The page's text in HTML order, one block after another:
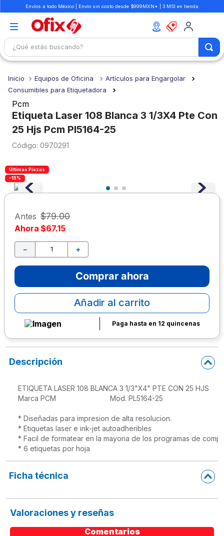
Envíos a todo México | Envío sin costo desde $999MXN* | 3 MSI en tienda
¿Qué estás buscando?
Equipos de Oficina
Artículos para Engargolar
Consumibles para Etiquetadora
Pcm
Etiqueta Laser 108 Blanca 3 1/3X4 Pte Con
25 Hjs Pcm Pl5164-25
: 0970291
Últimas Piezas
-15%
Antes $79.00
Ahora $67.15
＋
－
Comprar ahora
Añadir al carrito
Paga hasta en 12 quincenas
Descripción
ETIQUETA LASER 108 BLANCA 3 1/3"X4" PTE CON 25 HJS
Marca PCM                           Mod. PL5164-25
* Diseñadas para impresion de alta resolucion.
* Etiquetas laser e ink-jet autoadheribles
* Facil de formatear en la mayoria de los programas de
Ficha técnica
Valoraciones y reseñas
Comentarios
1.
mochilas
2
3.
cuaderno
4.
cuadernos
colores
6.
boligrafo
7.
escritorio
escolar
10. lapiz